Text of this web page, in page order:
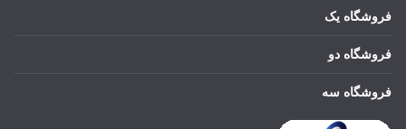
فروشگاه یک
فروشگاه دو
فروشگاه سه